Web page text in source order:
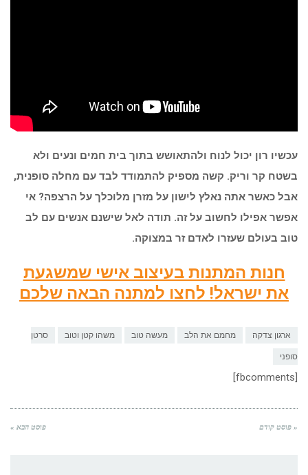
עכשיו רון יכול לנוח ולהתאושש בתוך בית חמים ונעים ולא
בשטח קר וריק. קשה מספיק להתמודד לבד עם מחלה סופנית,
אבל כאשר אתה נאלץ לישון על מזרן מלוכלך על הרצפה? אי
אפשר אפילו לחשוב על זה. תודה לאל שישנם אנשים עם לב
טוב בעולם שעזרו לאדם זר במצוקה.
חנות המתנות בעיצוב אישי שמשגעת
את ישראל! לחצו למתנה הבאה שלכם
ארגון צדקה מחמם את הלב מעשה טוב משהו קטן וטוב סרטן
סופני
[fbcomments]
« פוסט קודם פוסט הבא »